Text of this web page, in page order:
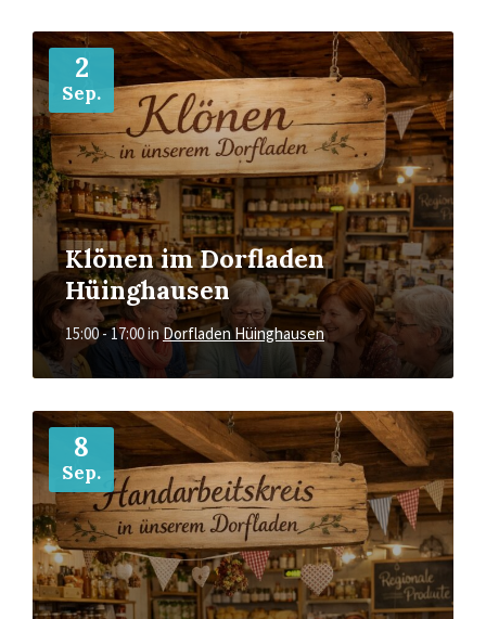
2
Sep.
Klönen im Dorfladen
Hüinghausen
15:00 - 17:00inDorfladen Hüinghausen
Mehr
8
Sep.
Mehr